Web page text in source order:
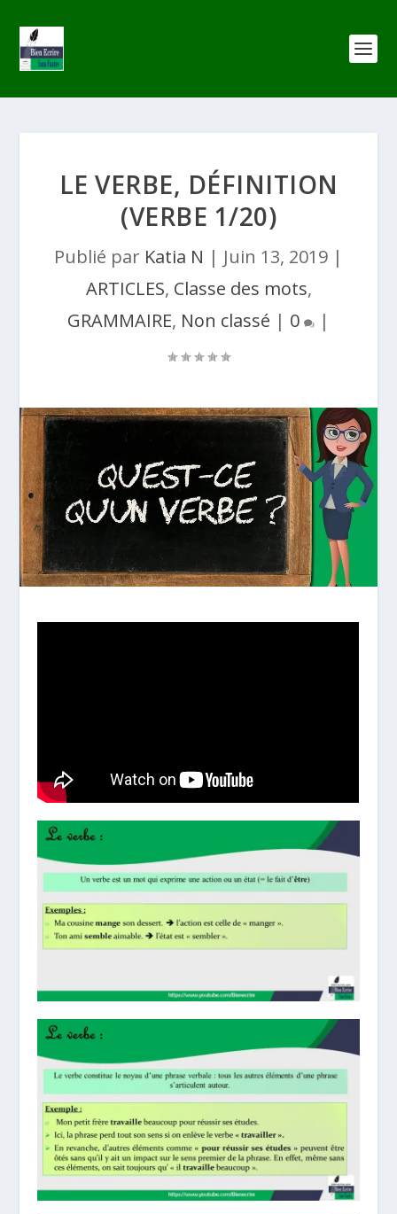
LE VERBE, DÉFINITION
(VERBE 1/20)
Publié par Katia N | Juin 13, 2019 |
ARTICLES, Classe des mots,
GRAMMAIRE, Non classé | 0 |